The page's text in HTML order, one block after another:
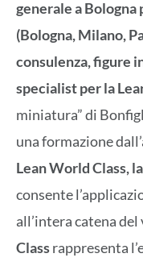
generale a
(Bologna, Milano,
consulenza, figure
specialist per la
miniatura” di
una formazione
Lean World Class,
consente
all’intera catena del
Classrappresenta